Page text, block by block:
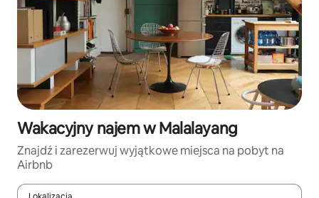
Wakacyjny najem w Malalayang
Znajdź i zarezerwuj wyjątkowe miejsca na pobyt na
Airbnb